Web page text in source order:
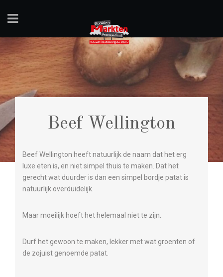
Beef Wellington
Beef Wellington heeft natuurlijk de naam dat het erg
luxe eten is, en niet simpel thuis te maken. Dat het
gerecht wat duurder is dan een simpel bordje patat is
natuurlijk overduidelijk.
Maar moeilijk hoeft het helemaal niet te zijn.
Durf het gewoon te maken, lekker met wat groenten of
de zojuist genoemde patat.